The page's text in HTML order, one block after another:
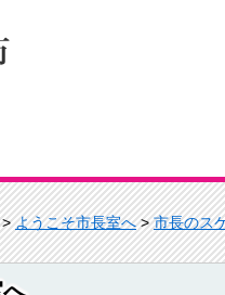
ようこそ市長室へ>市長のス